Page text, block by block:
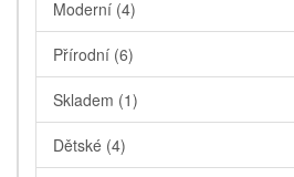
Moderní (4)
Přírodní (6)
Skladem (1)
Dětské (4)